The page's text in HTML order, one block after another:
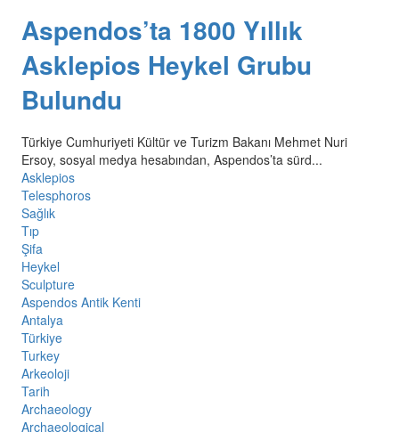
Aspendos’ta 1800 Yıllık
Asklepios Heykel Grubu
Bulundu
Türkiye Cumhuriyeti Kültür ve Turizm Bakanı Mehmet Nuri
Ersoy, sosyal medya hesabından, Aspendos’ta sürd...
Asklepios
Telesphoros
Sağlık
Tıp
Şifa
Heykel
Sculpture
Aspendos Antik Kenti
Antalya
Türkiye
Turkey
Arkeoloji
Tarih
Archaeology
Archaeological